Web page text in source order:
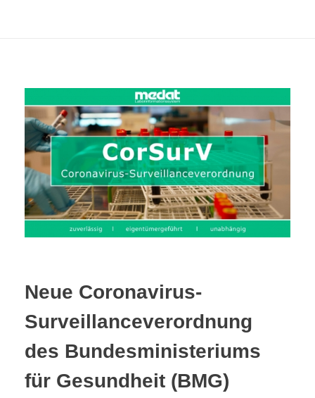
Neue Coronavirus-
Surveillanceverordnung
des Bundesministeriums
für Gesundheit (BMG)